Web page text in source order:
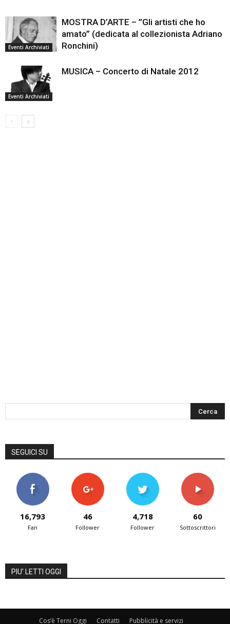
Eventi Archiviati
MOSTRA D’ARTE – ”Gli artisti che ho
amato” (dedicata al collezionista Adriano
Ronchini)
Eventi Archiviati
MUSICA – Concerto di Natale 2012
SEGUICI SU
16,793
Fan
46
Follower
4,718
Follower
60
Sottoscrittori
PIU' LETTI OGGI
Cos’è Terni Oggi Contatti Pubblicità e servizi